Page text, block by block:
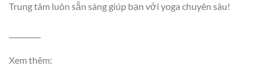
Trung tâm luôn sẵn sàng giúp bạn với yoga chuyên sâu!
Xem thêm: